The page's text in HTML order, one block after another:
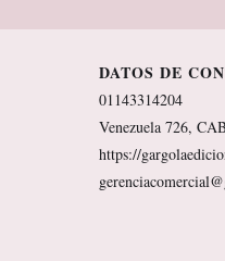
DATOS DE
01143314204
Venezuela 726,
https://